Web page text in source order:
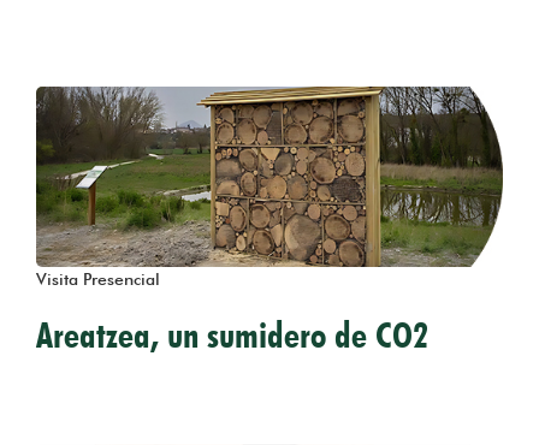
Areatzea, un sumidero de CO2
Visita Presencial